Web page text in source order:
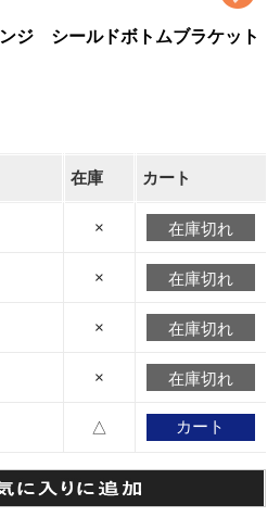
ンジ シールドボトムブラケット
在庫 カート
× 在庫切れ
× 在庫切れ
× 在庫切れ
× 在庫切れ
△